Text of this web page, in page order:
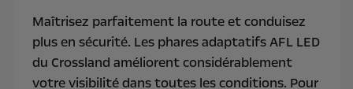
Maîtrisez parfaitement la route et conduisez
plus en sécurité. Les phares adaptatifs AFL LED
du Crossland améliorent considérablement
votre visibilité dans toutes les conditions. Pour